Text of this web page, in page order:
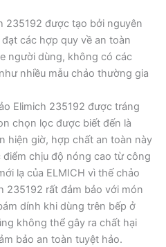
235192 được tạo bởi nguyên
các hợp quy về an toàn
người dùng, không có các
nhiều mẫu chảo thường gia
Elimich 235192 được tráng
chọn lọc được biết đến là
hiện giờ, hợp chất an toàn này
chịu độ nóng cao từ công
lạ của ELMICH vì thế chảo
235192 rất đảm bảo với món
dính khi dùng trên bếp ở
không thể gây ra chất hại
bảo an toàn tuyệt hảo.